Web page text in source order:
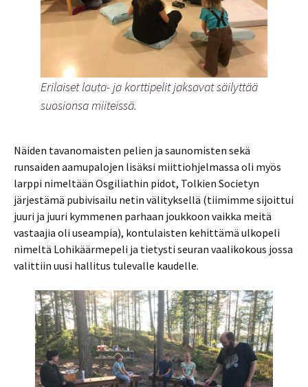
Erilaiset lauta- ja korttipelit jaksavat säilyttää
suosionsa miiteissä.
Näiden tavanomaisten pelien ja saunomisten sekä
runsaiden aamupalojen lisäksi miittiohjelmassa oli myös
larppi nimeltään Osgiliathin pidot, Tolkien Societyn
järjestämä pubivisailu netin välityksellä (tiimimme sijoittui
juuri ja juuri kymmenen parhaan joukkoon vaikka meitä
vastaajia oli useampia), kontulaisten kehittämä ulkopeli
nimeltä Lohikäärmepeli ja tietysti seuran vaalikokous jossa
valittiin uusi hallitus tulevalle kaudelle.